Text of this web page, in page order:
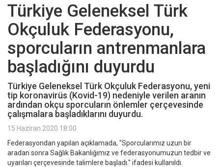
Türkiye Geleneksel Türk
Okçuluk Federasyonu,
sporcuların antrenmanlara
başladığını duyurdu
Türkiye Geleneksel Türk Okçuluk Federasyonu, yeni
tip koronavirüs (Kovid-19) nedeniyle verilen aranın
ardından okçu sporcuların önlemler çerçevesinde
çalışmalara başladıklarını duyurdu.
15 Haziran 2020 18:00
Federasyondan yapılan açıklamada, "Sporcularımız uzun bir
aradan sonra Sağlık Bakanlığımız ve federasyonumuzun tedbir ve
uyarıları çerçevesinde talimlere başladı." ifadesi kullanıldı.